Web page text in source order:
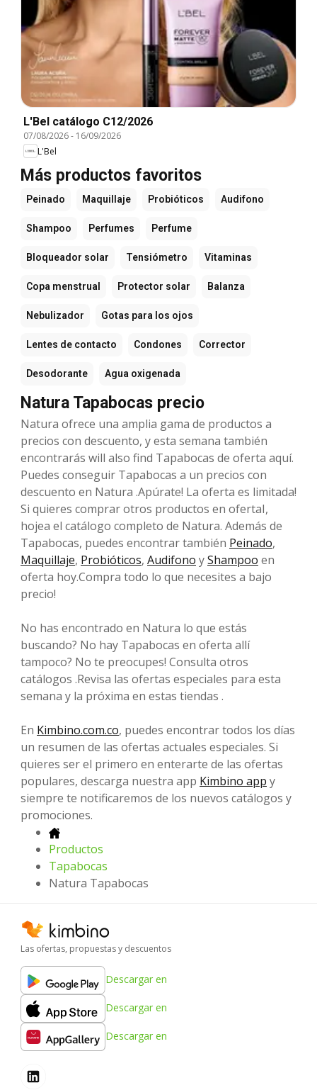
L'Bel catálogo C12/2026
07/08/2026- 16/09/2026
L'Bel
Más productos favoritos
Peinado Maquillaje Probióticos Audifono
Shampoo Perfumes Perfume
Bloqueador solar Tensiómetro Vitaminas
Copa menstrual Protector solar Balanza
Nebulizador Gotas para los ojos
Lentes de contacto Condones Corrector
Desodorante Agua oxigenada
Natura Tapabocas precio
Natura ofrece una amplia gama de productos a
precios con descuento, y esta semana también
encontrarás will also find Tapabocas de oferta aquí.
Puedes conseguir Tapabocas a un precios con
descuento en Natura .Apúrate! La oferta es limitada!
Si quieres comprar otros productos en ofertaI,
hojea el catálogo completo de Natura. Además de
Tapabocas, puedes encontrar también Peinado,
Maquillaje, Probióticos, Audifono yShampoo en
oferta hoy.Compra todo lo que necesites a bajo
precio!
No has encontrado en Natura lo que estás
buscando? No hay Tapabocas en oferta allí
tampoco? No te preocupes! Consulta otros
catálogos .Revisa las ofertas especiales para esta
semana y la próxima en estas tiendas .
En Kimbino.com.co, puedes encontrar todos los días
un resumen de las ofertas actuales especiales. Si
quieres ser el primero en enterarte de las ofertas
populares, descarga nuestra app Kimbino app y
siempre te notificaremos de los nuevos catálogos y
promociones.
Productos
Tapabocas
Natura Tapabocas
Las ofertas, propuestas y descuentos
Descargar en
Descargar en
Descargar en